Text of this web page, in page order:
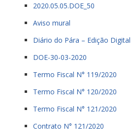
2020.05.05.DOE_50
Aviso mural
Diário do Pára – Edição Digital
DOE-30-03-2020
Termo Fiscal N° 119/2020
Termo Fiscal N° 120/2020
Termo Fiscal N° 121/2020
Contrato N° 121/2020